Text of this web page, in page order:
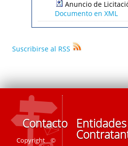
Anuncio de
Documento en XML
Suscribirse al RSS
Contacto
Copyright ©
Entidades